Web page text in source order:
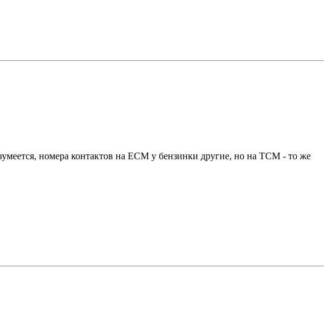
номера контактов на ЕСМ у бензинки другие, но на ТСМ - то же